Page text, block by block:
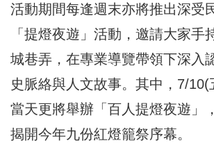
活動期間每逢週末亦將推出深受
「提燈夜遊」活動，邀請大家手
城巷弄，在專業導覽帶領下深入
史脈絡與人文故事。其中，7/10(
當天更將舉辦「百人提燈夜遊」
揭開今年九份紅燈籠祭序幕。